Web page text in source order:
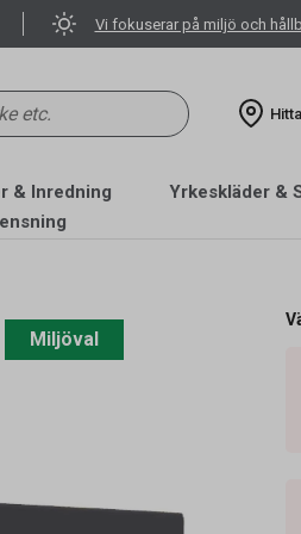
Vi fokuserar på miljö och
& Inredning Yrkeskläder &
Miljöval